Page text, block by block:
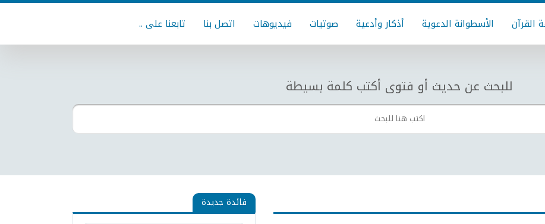
القرآن الأسطوانة الدعوية أذكار وأدعية صوتيات فيديوهات اتصل بنا تابعنا على ..
للبحث عن حديث أو فتوى أكتب كلمة بسيطة
فائدة جديدة